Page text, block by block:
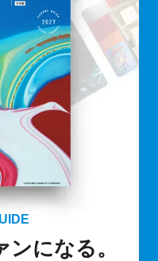
になる。